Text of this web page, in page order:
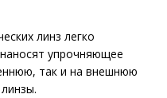
линз легко
упрочняющее
так и на внешнюю